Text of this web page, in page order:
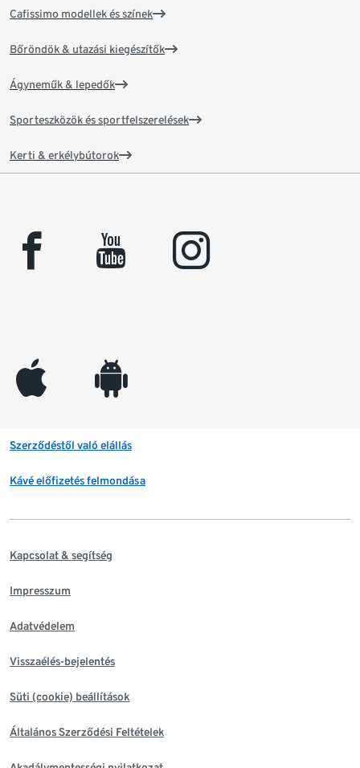
Cafissimo modellek és színek
Bőröndök & utazási kiegészítők
Ágyneműk & lepedők
Sporteszközök és sportfelszerelések
Kerti & erkélybútorok
facebook youtube instagram
appleinc android
Szerződéstől való elállás
Kávé előfizetés felmondása
Kapcsolat & segítség
Impresszum
Adatvédelem
Visszaélés-bejelentés
Süti (cookie) beállítások
Általános Szerződési Feltételek